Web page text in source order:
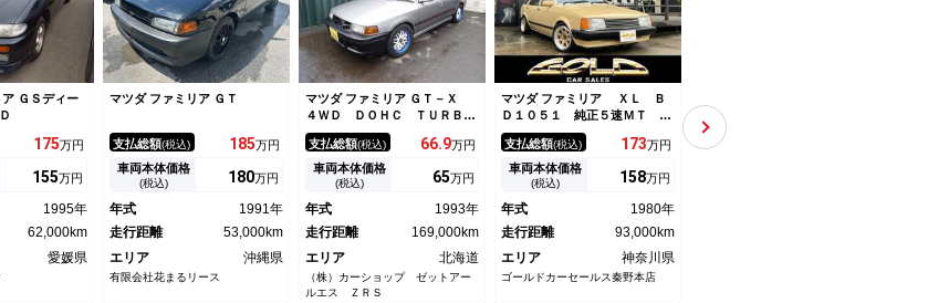
ＧＳディー
175万円
155万円
1995年
62,000km
愛媛県
マツダ ファミリア ＧＴ
支払総額(税込) 185万円
車両本体価格
(税込) 180万円
年式
1991年
走行距離
53,000km
エリア
沖縄県
有限会社花まるリース
マツダ ファミリア ＧＴ－Ｘ
４ＷＤ ＤＯＨＣ ＴＵＲＢ
Ｏ ＦＡＭＩＬＩＡ ＭＡＺＤ
Ａ３２３
支払総額(税込) 66.9万円
車両本体価格
(税込) 65万円
年式
1993年
走行距離
169,000km
エリア
北海道
（株）カーショップ ゼットアー
ルエス ＺＲＳ
マツダ ファミリア ＸＬ Ｂ
Ｄ１０５１ 純正５速ＭＴ ロ
ーダウン ハヤシレーシング１
４ＡＷ 記録簿３０マイ 走行
９２５６５キロ
支払総額(税込) 173万円
車両本体価格
(税込) 158万円
年式
1980年
走行距離
93,000km
エリア
神奈川県
ゴールドカーセールス秦野本店
ミリア ＸＧ １オーナー・パ
ワステ・エアコン・純正ラジオ
デッキ・新品タイヤ
支払総額